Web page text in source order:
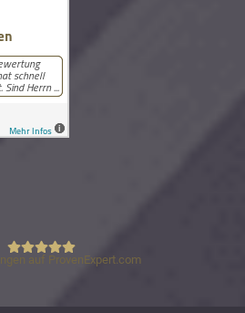
Lutz Schneider Immobilienbewertung
auf ProvenExpert.com